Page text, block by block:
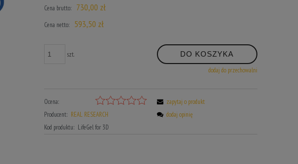
Cena brutto: 730,00 zł
Cena netto: 593,50 zł
szt.
DO KOSZYKA
dodaj do przechowalni
Ocena:
Producent: REAL RESEARCH
Kod produktu: LifeGel for 3D
zapytaj o produkt
dodaj opinię